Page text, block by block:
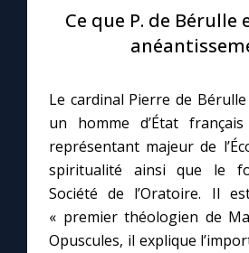
La vidéo de la semaine
Le magazine
Le site internet
Questions-réponses
Ce que P. de
Le cardinal Pierre de
un homme d’État
représentant majeur de
spiritualité ainsi que le
Société de l’Oratoire. Il
« premier théologien de
Opuscules, il explique